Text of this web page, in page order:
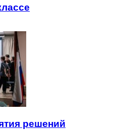
решений